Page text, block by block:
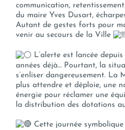
communication,
du maire Yves Dusart,
Autant de gestes forts pour
venir au secours de la Ville
L’alerte est lancée
années déjà… Pourtant, la
s’enliser dangereusement. La
plus attendre et déploie, une
énergie pour réclamer une
la distribution des dotations
Cette journée